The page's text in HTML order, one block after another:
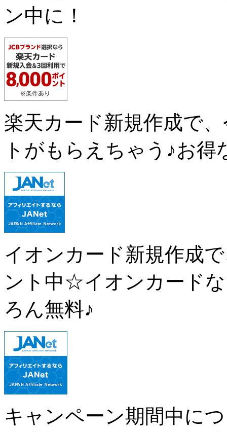
ン中に！
楽天カード新規作成で
トがもらえちゃう♪お
イオンカード新規作成
ント中☆イオンカード
ろん無料♪
キャンペーン期間中に